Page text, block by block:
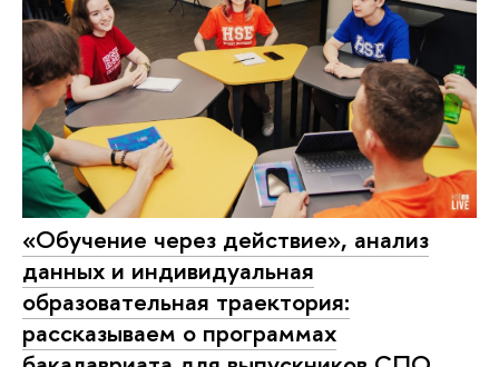
«Обучение через действие», анализ
данных и индивидуальная
образовательная траектория:
рассказываем о программах